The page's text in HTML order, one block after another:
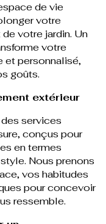
de vie
votre
votre jardin. Un
votre
et personnalisé,
goûts.
extérieur
services
conçus pour
en termes
Nous prenons
vos habitudes
pour concevoir
ressemble.